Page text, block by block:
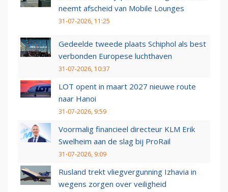
neemt afscheid van Mobile Lounges
31-07-2026, 11:25
Gedeelde tweede plaats Schiphol als best
verbonden Europese luchthaven
31-07-2026, 10:37
LOT opent in maart 2027 nieuwe route
naar Hanoi
31-07-2026, 9:59
Voormalig financieel directeur KLM Erik
Swelheim aan de slag bij ProRail
31-07-2026, 9:09
Rusland trekt vliegvergunning Izhavia in
wegens zorgen over veiligheid